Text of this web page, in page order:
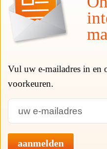
Vul uw e-mailadres in en
voorkeuren.
aanmelden